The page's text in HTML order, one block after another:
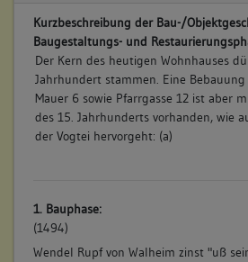
Kurzbeschreibung der Bau-/
Baugestaltungs- und
Der Kern des heutigen Wohnhauses
Jahrhundert stammen. Eine
Mauer 6 sowie Pfarrgasse 12 ist aber
des 15. Jahrhunderts vorhanden, wie
der Vogtei hervorgeht: (a)
1. Bauphase:
(1494)
Wendel Rupf von Walheim zinst "uß